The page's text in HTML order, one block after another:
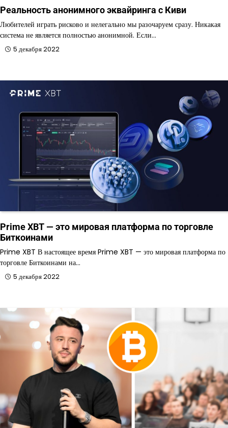
Реальность анонимного эквайринга с Киви
Любителей играть рисково и нелегально мы разочаруем сразу. Никакая
система не является полностью анонимной. Если…
5 декабря 2022
Prime XBT — это мировая платформа по торговле
Биткоинами
Prime XBT В настоящее время Prime XBT — это мировая платформа по
торговле Биткоинами на…
5 декабря 2022